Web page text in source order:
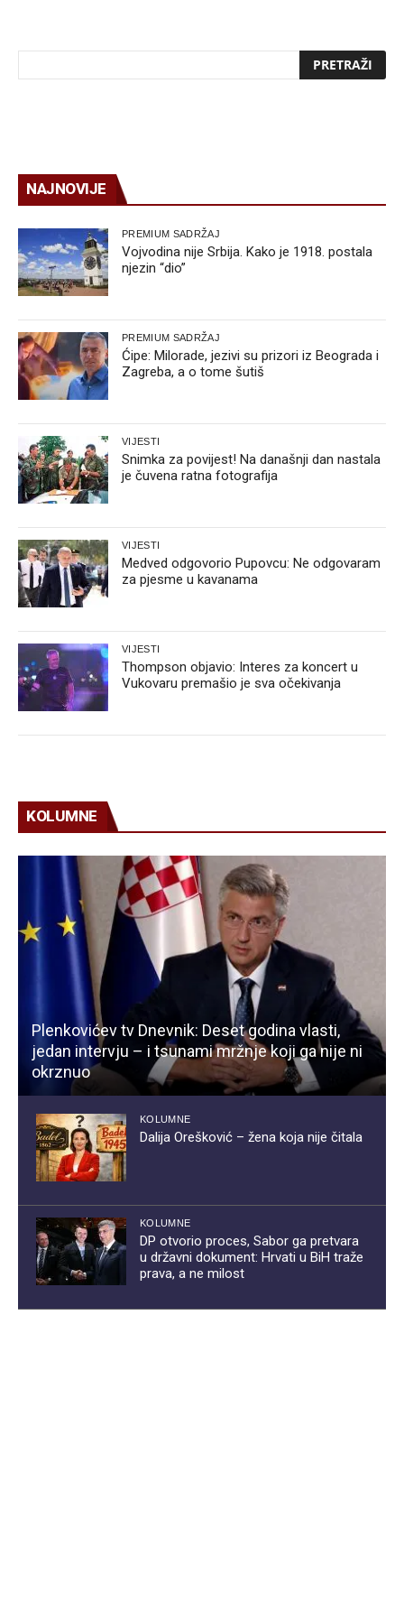
NAJNOVIJE
PREMIUM SADRŽAJ
Vojvodina nije Srbija. Kako je 1918. postala
njezin “dio”
PREMIUM SADRŽAJ
Ćipe: Milorade, jezivi su prizori iz Beograda i
Zagreba, a o tome šutiš
VIJESTI
Snimka za povijest! Na današnji dan nastala
je čuvena ratna fotografija
VIJESTI
Medved odgovorio Pupovcu: Ne odgovaram
za pjesme u kavanama
VIJESTI
Thompson objavio: Interes za koncert u
Vukovaru premašio je sva očekivanja
KOLUMNE
Plenkovićev tv Dnevnik: Deset godina vlasti,
jedan intervju – i tsunami mržnje koji ga nije ni
okrznuo
KOLUMNE
Dalija Orešković – žena koja nije čitala
KOLUMNE
DP otvorio proces, Sabor ga pretvara
u državni dokument: Hrvati u BiH traže
prava, a ne milost